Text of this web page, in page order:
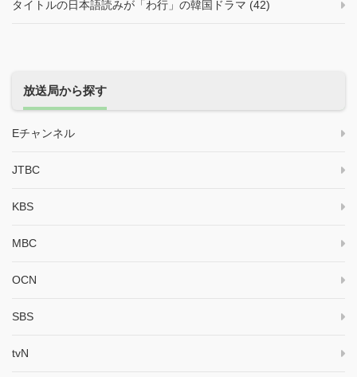
タイトルの日本語読みが「わ行」の韓国ドラマ (42)
放送局から探す
Eチャンネル
JTBC
KBS
MBC
OCN
SBS
tvN